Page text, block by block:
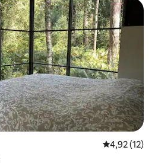
Средна
4,92 (12)